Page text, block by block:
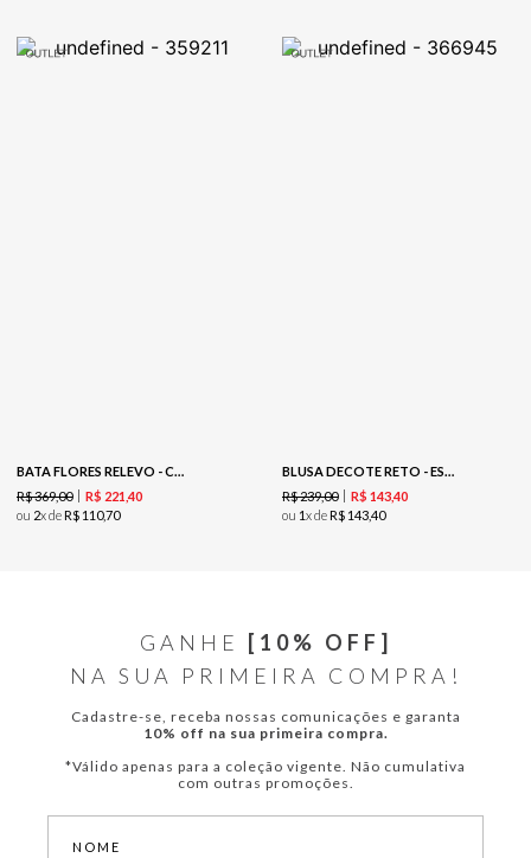
BATA FLORES RELEVO - COFFEE
R$369,00 R$ 221 40
ou 2x deR$ 110,70
BLUSA DECOTE RETO - EST FLORZINHAS PRETO
R$239,00 R$ 14340
ou 1x deR$ 14340
GANHE
[10% OFF]
NA SUA PRIMEIRA COMPRA!
Cadastre-se, receba nossas comunicações e garanta
10% off na sua primeira compra.
*Válido apenas para a coleção vigente. Não cumulativa
com outras promoções.